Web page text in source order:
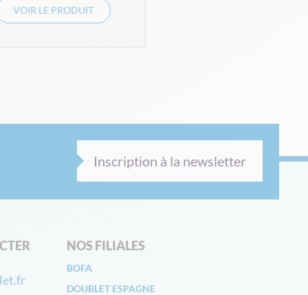
VOIR LE PRODUIT
Inscription à la newsletter
NOS FILIALES
BOFA
DOUBLET ESPAGNE